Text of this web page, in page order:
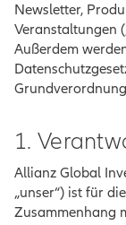
Newsletter,
Veranstaltungen
Außerdem
1.
Allianz Global
„unser“) ist für
Zusammenhang